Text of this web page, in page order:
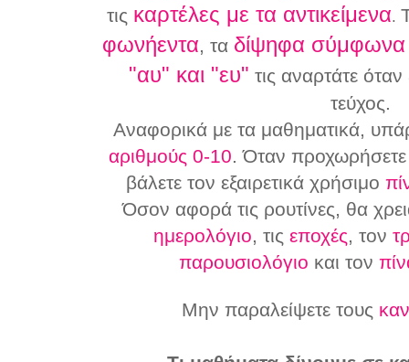
τις καρτέλες με τα αντικείμενα.
φωνήεντα, τα δίψηφα σύμφωνα
"αυ" και "ευ" τις αναρτάτε
τεύχος.
Αναφορικά με τα μαθηματικά,
αριθμούς 0-10. Όταν προχωρήσετε
βάλετε τον εξαιρετικά χρήσιμο
Όσον αφορά τις ρουτίνες, θα
ημερολόγιο, τιςεποχές, τον
παρουσιολόγιο και τον
Μην παραλείψετε τους